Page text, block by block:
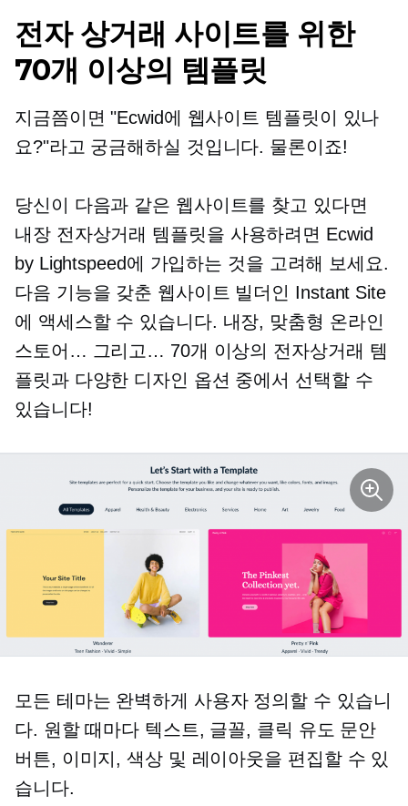
전자 상거래 사이트를 위한
70개 이상의 템플릿
지금쯤이면 "Ecwid에 웹사이트 템플릿이 있나
요?"라고 궁금해하실 것입니다. 물론이죠!
당신이 다음과 같은 웹사이트를 찾고 있다면
내장전자상거래 템플릿을 사용하려면 Ecwid
by Lightspeed에 가입하는 것을 고려해 보세요.
다음 기능을 갖춘 웹사이트 빌더인 Instant Site
에 액세스할 수 있습니다. 내장, 맞춤형 온라인
스토어… 그리고… 70개 이상의 전자상거래 템
플릿과 다양한 디자인 옵션 중에서 선택할 수
있습니다!
모든 테마는 완벽하게 사용자 정의할 수 있습니
다. 원할 때마다 텍스트, 글꼴, 클릭 유도 문안
버튼, 이미지, 색상 및 레이아웃을 편집할 수 있
습니다.